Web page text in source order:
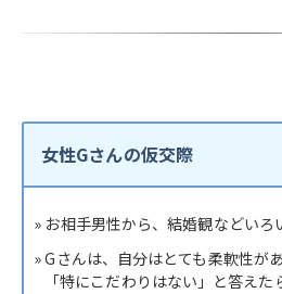
女性Gさんの仮交際
» お相手男性から、結婚観などいろ
» Gさんは、自分はとても柔軟性が
「特にこだわりはない」と答え